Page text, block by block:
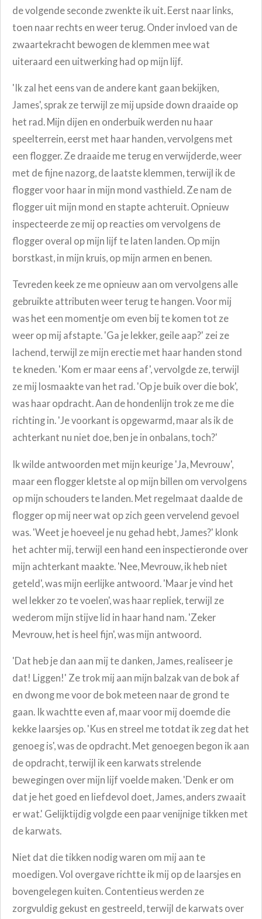
de volgende seconde zwenkte ik uit. Eerst naar links,
toen naar rechts en weer terug. Onder invloed van de
zwaartekracht bewogen de klemmen mee wat
uiteraard een uitwerking had op mijn lijf.
'Ik zal het eens van de andere kant gaan bekijken,
James', sprak ze terwijl ze mij upside down draaide op
het rad. Mijn dijen en onderbuik werden nu haar
speelterrein, eerst met haar handen, vervolgens met
een flogger. Ze draaide me terug en verwijderde, weer
met de fijne nazorg, de laatste klemmen, terwijl ik de
flogger voor haar in mijn mond vasthield. Ze nam de
flogger uit mijn mond en stapte achteruit. Opnieuw
inspecteerde ze mij op reacties om vervolgens de
flogger overal op mijn lijf te laten landen. Op mijn
borstkast, in mijn kruis, op mijn armen en benen.
Tevreden keek ze me opnieuw aan om vervolgens alle
gebruikte attributen weer terug te hangen. Voor mij
was het een momentje om even bij te komen tot ze
weer op mij afstapte. 'Ga je lekker, geile aap?' zei ze
lachend, terwijl ze mijn erectie met haar handen stond
te kneden. 'Kom er maar eens af', vervolgde ze, terwijl
ze mij losmaakte van het rad. 'Op je buik over die bok',
was haar opdracht. Aan de hondenlijn trok ze me die
richting in. 'Je voorkant is opgewarmd, maar als ik de
achterkant nu niet doe, ben je in onbalans, toch?'
Ik wilde antwoorden met mijn keurige 'Ja, Mevrouw',
maar een flogger kletste al op mijn billen om vervolgens
op mijn schouders te landen. Met regelmaat daalde de
flogger op mij neer wat op zich geen vervelend gevoel
was. 'Weet je hoeveel je nu gehad hebt, James?' klonk
het achter mij, terwijl een hand een inspectieronde over
mijn achterkant maakte. 'Nee, Mevrouw, ik heb niet
geteld', was mijn eerlijke antwoord. 'Maar je vind het
wel lekker zo te voelen', was haar repliek, terwijl ze
wederom mijn stijve lid in haar hand nam. 'Zeker
Mevrouw, het is heel fijn', was mijn antwoord.
'Dat heb je dan aan mij te danken, James, realiseer je
dat! Liggen!' Ze trok mij aan mijn balzak van de bok af
en dwong me voor de bok meteen naar de grond te
gaan. Ik wachtte even af, maar voor mij doemde die
kekke laarsjes op. 'Kus en streel me totdat ik zeg dat het
genoeg is', was de opdracht. Met genoegen begon ik aan
de opdracht, terwijl ik een karwats strelende
bewegingen over mijn lijf voelde maken. 'Denk er om
dat je het goed en liefdevol doet, James, anders zwaait
er wat.' Gelijktijdig volgde een paar venijnige tikken met
de karwats.
Niet dat die tikken nodig waren om mij aan te
moedigen. Vol overgave richtte ik mij op de laarsjes en
bovengelegen kuiten. Contentieus werden ze
zorgvuldig gekust en gestreeld, terwijl de karwats over